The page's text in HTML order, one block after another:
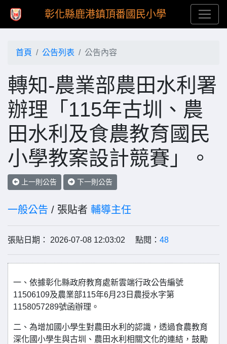
彰化縣鹿港鎮頂番國民小學
首頁 公告列表 公告內容
轉知-農業部農田水利署
辦理「115年古圳、農
田水利及食農教育國民
小學教案設計競賽」。
上一則公告 下一則公告
一般公告 / 張貼者 輔導主任
張貼日期： 2026-07-08 12:03:02 點閱： 48
一、依據彰化縣政府教育處新雲端行政公告編號
11506109及農業部115年6月23日農授水字第
1158057289號函辦理。
二、為增加國小學生對農田水利的認識，透過食農教育
深化國小學生與古圳、農田水利相關文化的連結，鼓勵